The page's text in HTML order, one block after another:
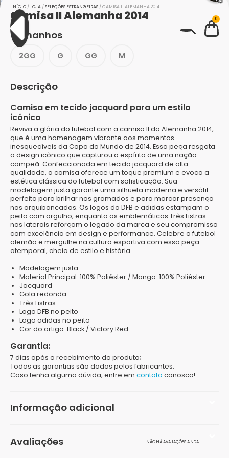
0
INÍCIO / LOJA /SELEÇÕES ESTRANGEIRAS / CAMISA II ALEMANHA 2014
Camisa II Alemanha 2014
Tamanhos
2GG G GG M
Descrição
Camisa em tecido jacquard para um estilo
icônico
Reviva a glória do futebol com a camisa II da Alemanha 2014,
que é uma homenagem vibrante aos momentos
inesquecíveis da Copa do Mundo de 2014. Essa peça resgata
o design icônico que capturou o espírito de uma nação
campeã. Confeccionada em tecido jacquard de alta
qualidade, a camisa oferece um toque premium e evoca a
estética clássica do futebol com sofisticação. Sua
modelagem justa garante uma silhueta moderna e versátil —
perfeita para brilhar nos gramados e para marcar presença
nas arquibancadas. Os logos da DFB e adidas estampam o
peito com orgulho, enquanto as emblemáticas Três Listras
nas laterais reforçam o legado da marca e seu compromisso
com excelência em design e performance. Celebre o futebol
alemão e mergulhe na cultura esportiva com essa peça
atemporal, cheia de estilo e história.
Modelagem justa
Material Principal: 100% Poliéster / Manga: 100% Poliéster
Jacquard
Gola redonda
Três Listras
Logo DFB no peito
Logo adidas no peito
Cor do artigo: Black / Victory Red
Garantia:
7 dias após o recebimento do produto;
Todas as garantias são dadas pelos fabricantes.
Caso tenha alguma dúvida, entre em contato conosco!
Informação adicional
Avaliações NÃO HÁ AVALIAÇÕES AINDA.